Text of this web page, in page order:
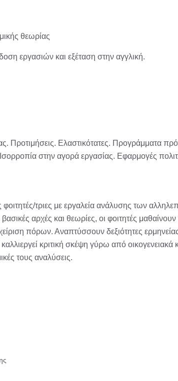
θεωρίας
εργασιών και εξέταση στην αγγλική.
Προτιμήσεις. Ελαστικότατες. Προγράμματα
στην αγορά εργασίας. Εφαρμογές
τριες με εργαλεία ανάλυσης των
αρχές και θεωρίες, οι φοιτητές
πόρων. Αναπτύσσουν δεξιότητες
κριτική σκέψη γύρω από οικογενειακά
τους αναλύσεις.